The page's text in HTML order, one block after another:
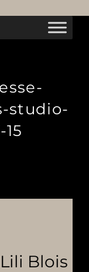
studio-
Blois